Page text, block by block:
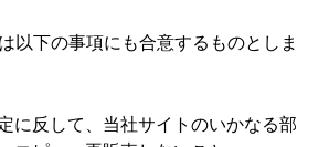
以下の事項にも合意するものとしま
に反して、当社サイトのいかなる部